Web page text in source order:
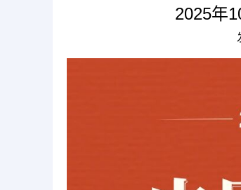
2025年